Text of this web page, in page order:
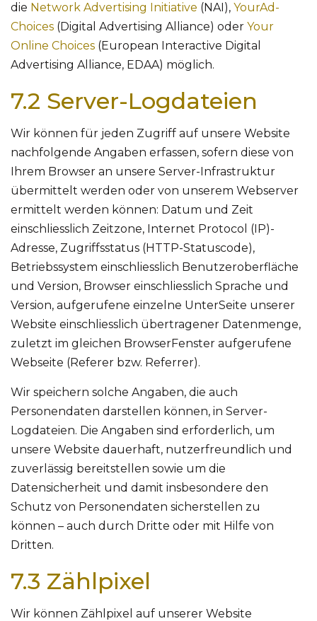
die Network Advertising Initiative (NAI), YourAd-
Choices (Digital Advertising Alliance) oder Your
Online Choices (European Interactive Digital
Advertising Alliance, EDAA) möglich.
7.2 Server-Logdateien
Wir können für jeden Zugriff auf unsere Website
nachfolgende Angaben erfassen, sofern diese von
Ihrem Browser an unsere Server-Infrastruktur
übermittelt werden oder von unserem Webserver
ermittelt werden können: Datum und Zeit
einschliesslich Zeitzone, Internet Protocol (IP)-
Adresse, Zugriffsstatus (HTTP-Statuscode),
Betriebssystem einschliesslich Benutzeroberfläche
und Version, Browser einschliesslich Sprache und
Version, aufgerufene einzelne UnterSeite unserer
Website einschliesslich übertragener Datenmenge,
zuletzt im gleichen BrowserFenster aufgerufene
Webseite (Referer bzw. Referrer).
Wir speichern solche Angaben, die auch
Personendaten darstellen können, in Server-
Logdateien. Die Angaben sind erforderlich, um
unsere Website dauerhaft, nutzerfreundlich und
zuverlässig bereitstellen sowie um die
Datensicherheit und damit insbesondere den
Schutz von Personendaten sicherstellen zu
können – auch durch Dritte oder mit Hilfe von
Dritten.
7.3 Zählpixel
Wir können Zählpixel auf unserer Website